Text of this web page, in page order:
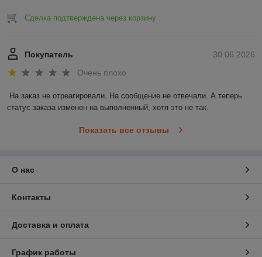
Сделка подтверждена через корзину
30.06.2026
Покупатель
Очень плохо
На заказ не отреагировали. На сообщение не отвечали. А теперь
статус заказа изменен на выполненный, хотя это не так.
Показать все отзывы
О нас
Контакты
Доставка и оплата
График работы